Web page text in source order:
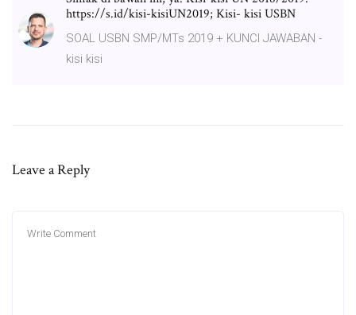
https://s.id/kisi-kisiUN2019; Kisi- kisi USBN
SOAL USBN SMP/MTs 2019 + KUNCI JAWABAN -
kisi kisi
Leave a Reply